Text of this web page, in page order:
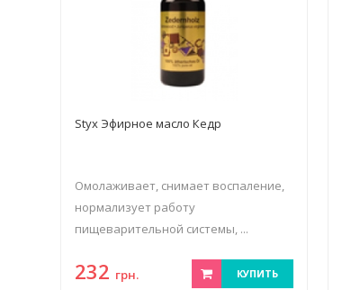
Styx Эфирное масло Кедр
Омолаживает, снимает воспаление,
нормализует работу
пищеварительной системы, ...
232 грн. КУПИТЬ